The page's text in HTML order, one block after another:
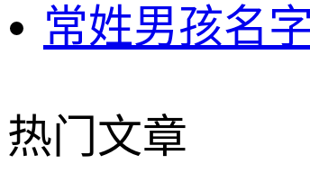
常姓男孩名
热门文章